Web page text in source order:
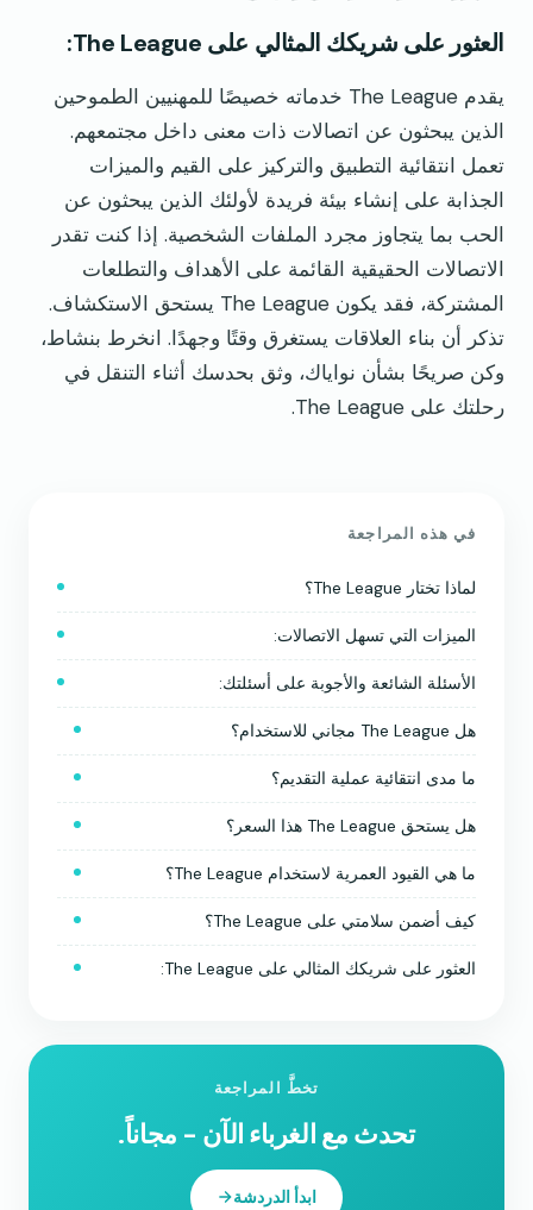
العثور على شريكك المثالي على The League:
يقدم The League خدماته خصيصًا للمهنيين الطموحين
الذين يبحثون عن اتصالات ذات معنى داخل مجتمعهم.
تعمل انتقائية التطبيق والتركيز على القيم والميزات
الجذابة على إنشاء بيئة فريدة لأولئك الذين يبحثون عن
الحب بما يتجاوز مجرد الملفات الشخصية. إذا كنت تقدر
الاتصالات الحقيقية القائمة على الأهداف والتطلعات
المشتركة، فقد يكون The League يستحق الاستكشاف.
تذكر أن بناء العلاقات يستغرق وقتًا وجهدًا. انخرط بنشاط،
وكن صريحًا بشأن نواياك، وثق بحدسك أثناء التنقل في
رحلتك على The League.
في هذه المراجعة
لماذا تختار The League؟
الميزات التي تسهل الاتصالات:
الأسئلة الشائعة والأجوبة على أسئلتك:
هل The League مجاني للاستخدام؟
ما مدى انتقائية عملية التقديم؟
هل يستحق The League هذا السعر؟
ما هي القيود العمرية لاستخدام The League؟
كيف أضمن سلامتي على The League؟
العثور على شريكك المثالي على The League:
تخطَّ المراجعة
تحدث مع الغرباء الآن - مجاناً.
ابدأ الدردشة